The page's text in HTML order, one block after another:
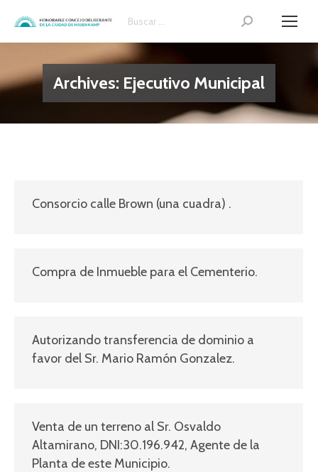
Search:
Archives: Ejecutivo Municipal
Consorcio calle Brown (una cuadra) .
Compra de Inmueble para el Cementerio.
Autorizando transferencia de dominio a
favor del Sr. Mario Ramón Gonzalez.
Venta de un terreno al Sr. Osvaldo
Altamirano, DNI:30.196.942, Agente de la
Planta de este Municipio.